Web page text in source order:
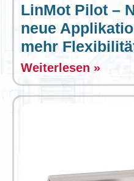
LinMot Pilot –
neue
mehr
Weiterlesen »